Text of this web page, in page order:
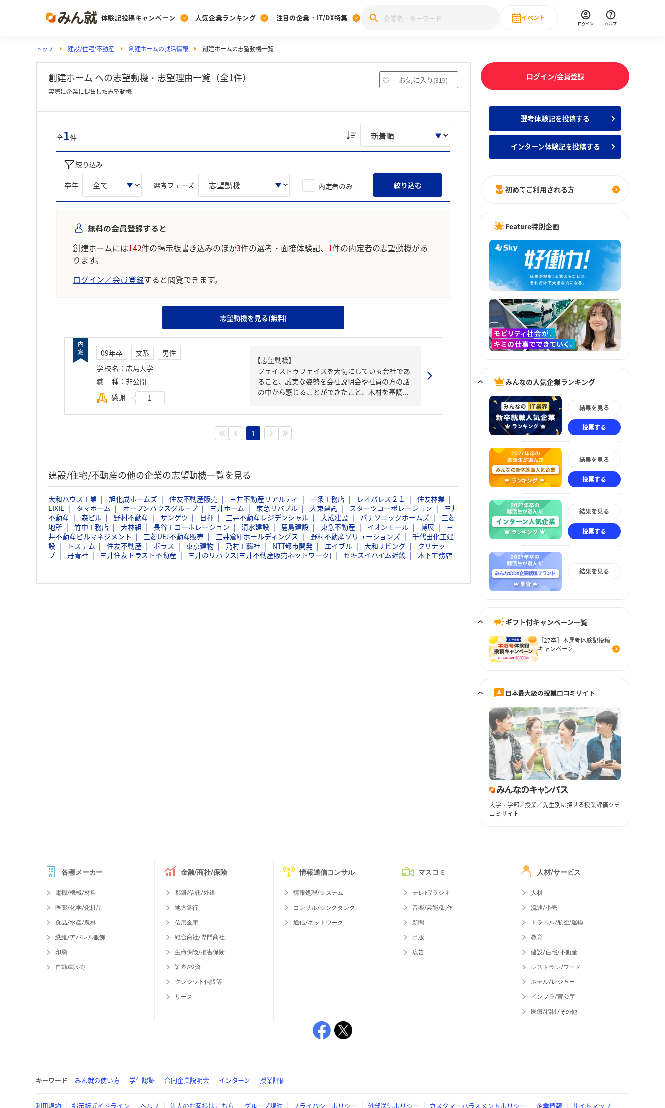
体験記投稿キャンペーン
Post
投稿する
[27卒] 本選考体験記投稿キャンペーン
人気企業ランキング
Ranking
ランキングを見る
Vote みんなの新卒就職人気企業ランキング みんなのインターン人気企業ランキ
注目の企業・IT/DX特集
PickUp
注目の企業特集
28卒 IT・DX現場社員インタビュー
イベント
直近のイベント一覧
ログイン ヘルプ
トップ 建設/住宅/不動産 創建ホームの就活情報 創建ホームの志望動機一覧
創建ホーム への志望動機・志望理由一覧（全1件） お気に入り (319)
実際に企業に提出した志望動機
全1件
絞り込み
卒年 選考フェーズ 内定者のみ 絞り込む
無料の会員登録すると
創建ホームには142件の掲示板書き込みのほか3件の選考・面接体験記、 1件の内定者の志望動機があ
ります。
ログイン／会員登録すると閲覧できます。
志望動機を見る(無料)
09年卒 文系
男性
学校名 ： 広島大学
職種 ： 非公開
感謝
1
【志望動機】
フェイストゥフェイスを大切にしている会社であ
ること、誠実な姿勢を会社説明会や社員の方の話
の中から感じることができたこと、木材を基調...
1
建設/住宅/不動産の他の企業の志望動機一覧を見る
大和ハウス工業 旭化成ホームズ 住友不動産販売 三井不動産リアルティ 一条工務店 レオパレス２１
住友林業
LIXIL
タマホーム オープンハウスグループ 三井ホーム 東急リバブル 大東建託 スターツコーポレーション
三井
不動産
森ビル 野村不動産 サンゲツ 日揮 三井不動産レジデンシャル 大成建設 パナソニックホームズ
三菱
地所
竹中工務店 大林組 長谷工コーポレーション 清水建設 鹿島建設 東急不動産 イオンモール 博展
三
井不動産ビルマネジメント
三菱UFJ不動産販売 三井倉庫ホールディングス 野村不動産ソリューションズ
千代田化工建
設
トステム 住友不動産 ポラス 東京建物 乃村工藝社 NTT都市開発 エイブル 大和リビング
クリナッ
プ
丹青社 三井住友トラスト不動産 三井のリハウス[三井不動産販売ネットワーク] セキスイハイム近畿 木下工務店
ログイン/会員登録
選考体験記を投稿する
インターン体験記を投稿する
初めてご利用される方
Feature特別企画
みんなの人気企業ランキング
結果を見る
投票する
結果を見る
投票する
結果を見る
投票する
結果を見る
ギフト付キャンペーン一覧
［27卒］本選考体験記投稿
キャンペーン
日本最大級の授業口コミサイト
大学・学部／授業／先生別に探せる授業評価クチ
コミサイト
各種メーカー
電機/機械/材料
医薬/化学/化粧品
食品/水産/農林
繊維/アパレル服飾
印刷
自動車販売
金融/商社/保険
都銀/信託/外銀
地方銀行
信用金庫
総合商社/専門商社
生命保険/損害保険
証券/投資
クレジット信販等
リース
情報通信コンサル
情報処理/システム
コンサル/シンクタンク
通信/ネットワーク
マスコミ
テレビ/ラジオ
音楽/芸能/制作
新聞
出版
広告
人材/サービス
人材
流通/小売
トラベル/航空/運輸
教育
建設/住宅/不動産
レストラン/フード
ホテル/レジャー
インフラ/官公庁
医療/福祉/その他
キーワード みん就の使い方 学生認証 合同企業説明会 インターン 授業評価
利用規約 掲示板ガイドライン ヘルプ 法人のお客様はこちら グループ規約 プライバシーポリシー 外部送信ポリシー カスタマーハラスメントポリシー 企業情報 サイトマップ